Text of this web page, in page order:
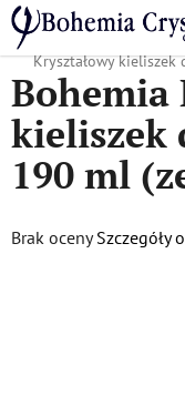
Przejść
do
treści
Home
/ Popularne kolekcje
Kryształowy
Bohemia
kieliszek
190 ml
Średnia
Brak oceny Szczegóły